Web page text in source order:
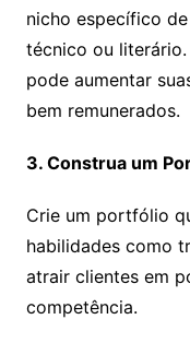
nicho específico
técnico ou
pode aumentar
bem remunerados.
3. Construa um
Crie um portfólio
habilidades como
atrair clientes em
competência.